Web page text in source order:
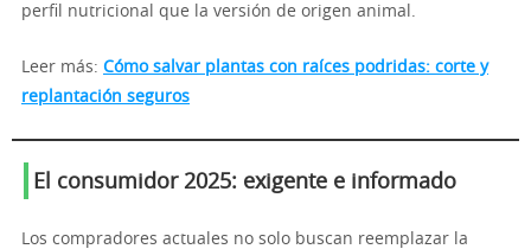
perfil nutricional que la versión de origen animal.
Leer más: Cómo salvar plantas con raíces podridas: corte y
replantación seguros
El consumidor 2025: exigente e informado
Los compradores actuales no solo buscan reemplazar la